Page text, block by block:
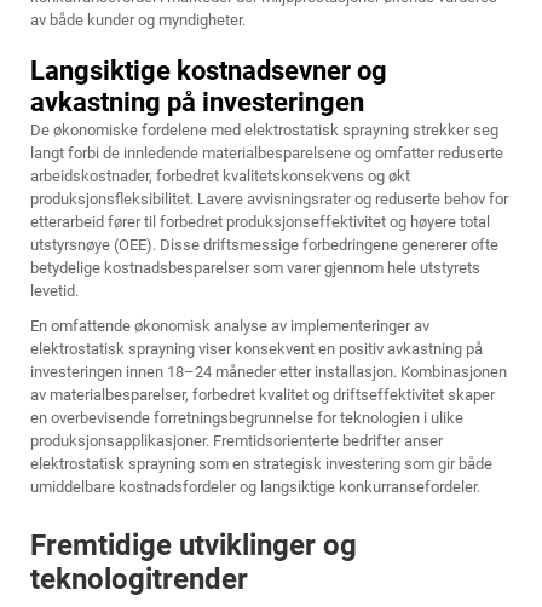
av både kunder og myndigheter.
Langsiktige kostnadsevner og
avkastning på investeringen
De økonomiske fordelene med elektrostatisk sprayning strekker seg
langt forbi de innledende materialbesparelsene og omfatter reduserte
arbeidskostnader, forbedret kvalitetskonsekvens og økt
produksjonsfleksibilitet. Lavere avvisningsrater og reduserte behov for
etterarbeid fører til forbedret produksjonseffektivitet og høyere total
utstyrsnøye (OEE). Disse driftsmessige forbedringene genererer ofte
betydelige kostnadsbesparelser som varer gjennom hele utstyrets
levetid.
En omfattende økonomisk analyse av implementeringer av
elektrostatisk sprayning viser konsekvent en positiv avkastning på
investeringen innen 18–24 måneder etter installasjon. Kombinasjonen
av materialbesparelser, forbedret kvalitet og driftseffektivitet skaper
en overbevisende forretningsbegrunnelse for teknologien i ulike
produksjonsapplikasjoner. Fremtidsorienterte bedrifter anser
elektrostatisk sprayning som en strategisk investering som gir både
umiddelbare kostnadsfordeler og langsiktige konkurransefordeler.
Fremtidige utviklinger og
teknologitrender